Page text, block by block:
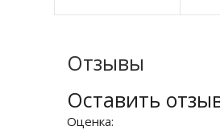
Отзывы
Оставить
Оценка: